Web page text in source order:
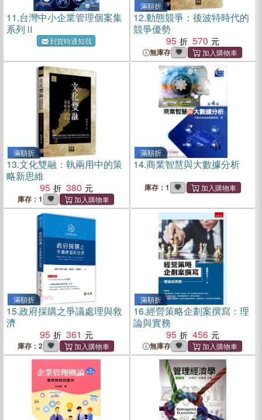
11.台灣中小企業管理個案集
系列Ⅱ
到貨時通知我
滿額折
12.動態競爭：後波特時代的
競爭優勢
95
570
無庫存
滿額折
13.文化雙融：執兩用中的策
略新思維
95
380
庫存：1
滿額折
14.商業智慧與大數據分析
庫存：1
滿額折
15.政府採購之爭議處理與救
濟
95
361
庫存：2
滿額折
16.經營策略企劃案撰寫：理
論與實務
95
456
無庫存